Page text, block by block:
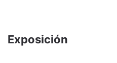
Exposición